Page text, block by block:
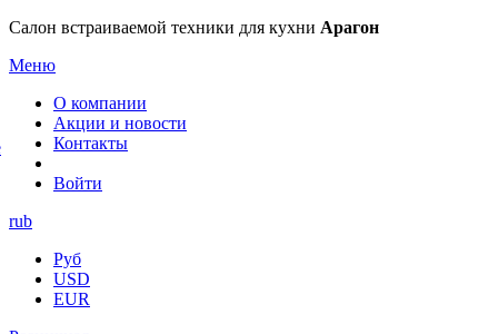
Салон встраиваемой техники для кухни Арагон
Меню
О компании
Акции и новости
Контакты
Войти
rub
Руб
USD
EUR